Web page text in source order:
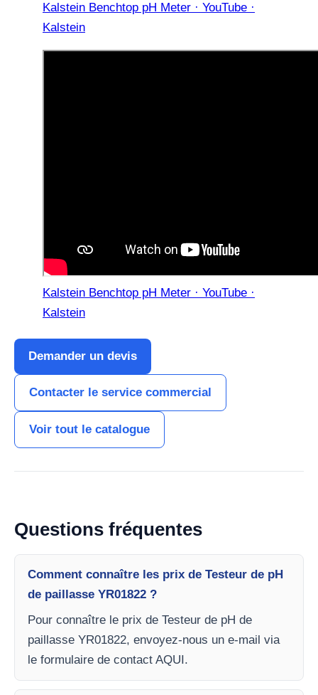
Kalstein Benchtop pH Meter · YouTube ·
Kalstein
Kalstein Benchtop pH Meter · YouTube ·
Kalstein
Demander un devis
Contacter le service commercial
Voir tout le catalogue
Questions fréquentes
Comment connaître les prix de Testeur de pH
de paillasse YR01822 ?
Pour connaître le prix de Testeur de pH de
paillasse YR01822, envoyez-nous un e-mail via
le formulaire de contact AQUI.